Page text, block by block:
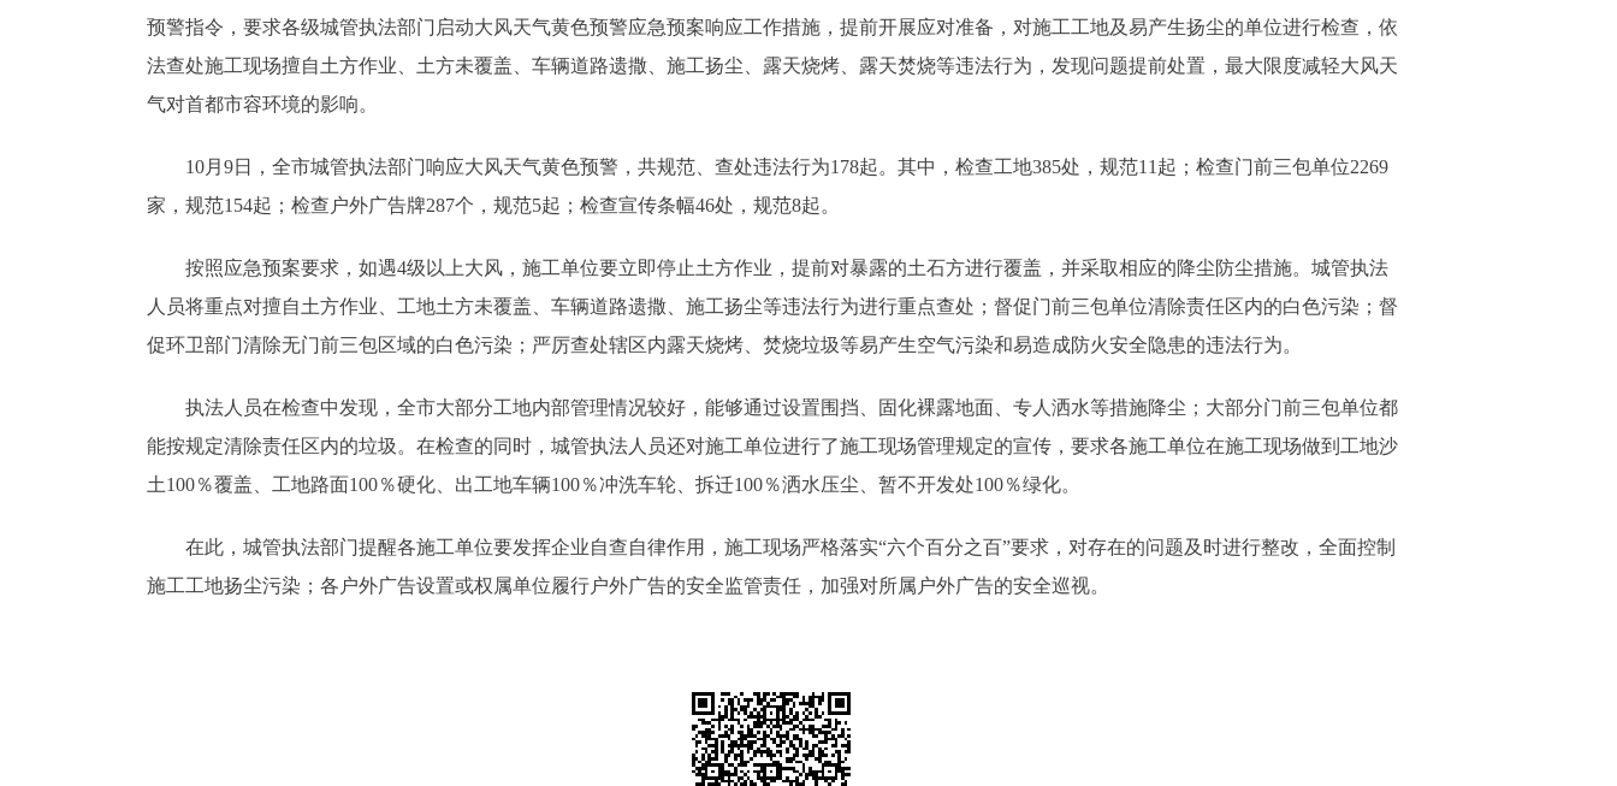
预警指令，要求各级城管执法部门启动大风天气黄色预警应急预案响应工作措施，提前开展应对准备，对施工工地及易产生扬尘的单位进行检查，依
法查处施工现场擅自土方作业、土方未覆盖、车辆道路遗撒、施工扬尘、露天烧烤、露天焚烧等违法行为，发现问题提前处置，最大限度减轻大风天
气对首都市容环境的影响。
10月9日，全市城管执法部门响应大风天气黄色预警，共规范、查处违法行为178起。其中，检查工地385处，规范11起；检查门前三包单位2269
家，规范154起；检查户外广告牌287个，规范5起；检查宣传条幅46处，规范8起。
按照应急预案要求，如遇4级以上大风，施工单位要立即停止土方作业，提前对暴露的土石方进行覆盖，并采取相应的降尘防尘措施。城管执法
人员将重点对擅自土方作业、工地土方未覆盖、车辆道路遗撒、施工扬尘等违法行为进行重点查处；督促门前三包单位清除责任区内的白色污染；督
促环卫部门清除无门前三包区域的白色污染；严厉查处辖区内露天烧烤、焚烧垃圾等易产生空气污染和易造成防火安全隐患的违法行为。
执法人员在检查中发现，全市大部分工地内部管理情况较好，能够通过设置围挡、固化裸露地面、专人洒水等措施降尘；大部分门前三包单位都
能按规定清除责任区内的垃圾。在检查的同时，城管执法人员还对施工单位进行了施工现场管理规定的宣传，要求各施工单位在施工现场做到工地沙
土100％覆盖、工地路面100％硬化、出工地车辆100％冲洗车轮、拆迁100％洒水压尘、暂不开发处100％绿化。
在此，城管执法部门提醒各施工单位要发挥企业自查自律作用，施工现场严格落实“六个百分之百”要求，对存在的问题及时进行整改，全面控制
施工工地扬尘污染；各户外广告设置或权属单位履行户外广告的安全监管责任，加强对所属户外广告的安全巡视。